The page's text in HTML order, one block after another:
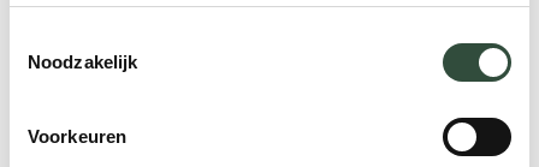
Noodzakelijk
Voorkeuren